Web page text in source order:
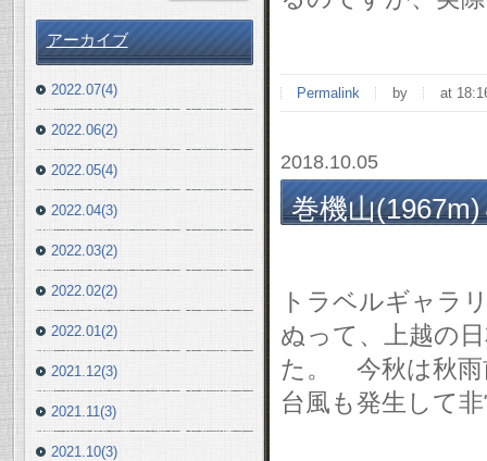
Permalink by at
2018.10.05
巻機山
トラベルギャラ
ぬって、上越の
た。 今秋は秋雨
台風も発生して
アーカイブ
2022.07(4)
2022.06(2)
2022.05(4)
2022.04(3)
2022.03(2)
2022.02(2)
2022.01(2)
2021.12(3)
2021.11(3)
2021.10(3)